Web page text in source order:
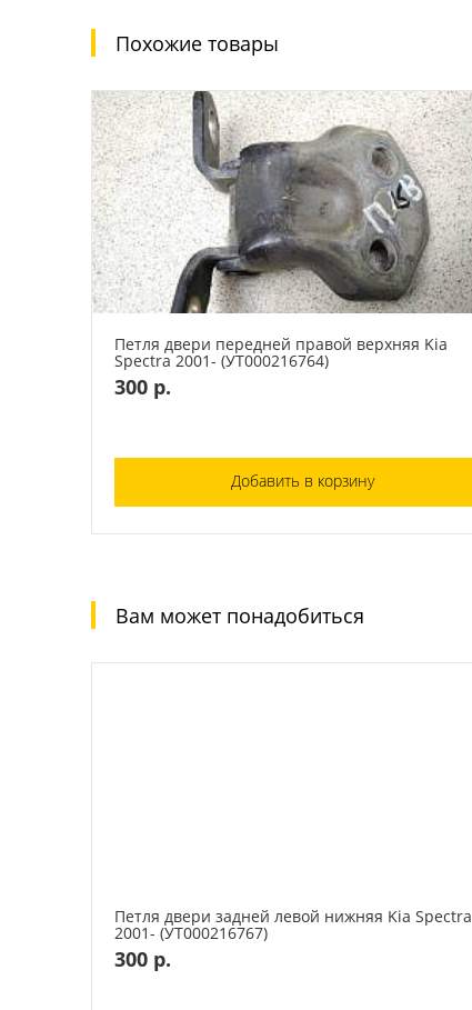
Похожие товары
Петля двери передней правой верхняя Kia
Spectra 2001- (УТ000216764)
300 р.
Добавить в корзину
Вам может понадобиться
Петля двери задней левой нижняя Kia Spectra
2001- (УТ000216767)
300 р.